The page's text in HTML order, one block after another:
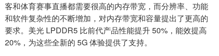
客和体育赛事直播都需要很高的内存带宽，而分辨率、功能
和软件复杂性的不断增加，对内存带宽和容量提出了更高的
要求。美光 LPDDR5 比前代产品性能提升 50%，能效提高
20%，为这些全新的 5G 体验提供了支持。